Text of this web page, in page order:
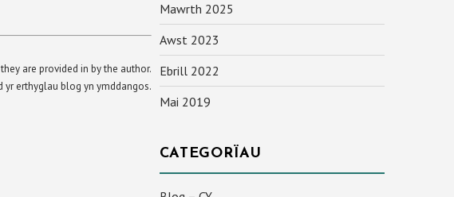
are provided in by the author.
yr erthyglau blog yn ymddangos.
Mawrth 2025
Awst 2023
Ebrill 2022
Mai 2019
CATEGORÏAU